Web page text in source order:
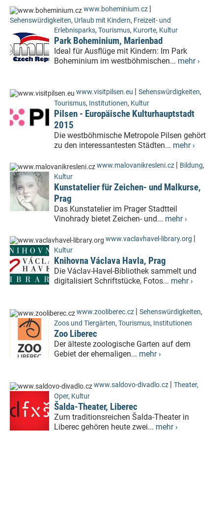
www.boheminium.cz |
Sehenswürdigkeiten, Urlaub mit Kindern, Freizeit- und
Erlebnisparks, Tourismus, Kurorte, Kultur
Park Boheminium, Marienbad
Ideal für Ausflüge mit Kindern: Im Park
Boheminium im westböhmischen... mehr ›
www.visitpilsen.eu | Sehenswürdigkeiten,
Tourismus, Institutionen, Kultur
Pilsen - Europäische Kulturhauptstadt
2015
Die westböhmische Metropole Pilsen gehört
zu den interessantesten Städten... mehr ›
www.malovanikresleni.cz | Bildung,
Kultur
Kunstatelier für Zeichen- und Malkurse,
Prag
Das Kunstatelier im Prager Stadtteil
Vinohrady bietet Zeichen- und... mehr ›
www.vaclavhavel-library.org |
Kultur
Knihovna Václava Havla, Prag
Die Václav-Havel-Bibliothek sammelt und
digitalisiert Schriftstücke, Fotos... mehr ›
www.zooliberec.cz | Sehenswürdigkeiten,
Zoos und Tiergärten, Tourismus, Institutionen
Zoo Liberec
Der älteste zoologische Garten auf dem
Gebiet der ehemaligen... mehr ›
www.saldovo-divadlo.cz | Theater,
Oper, Kultur
Šalda-Theater, Liberec
Zum traditionsreichen Šalda-Theater in
Liberec gehören heute zwei... mehr ›